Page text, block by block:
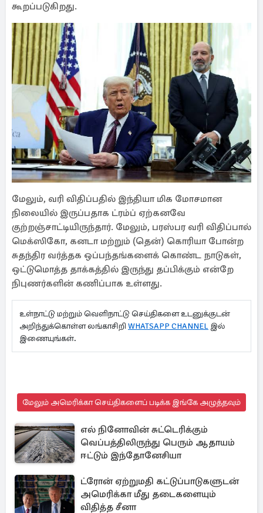
கூறப்படுகிறது.
மேலும், வரி விதிப்பதில் இந்தியா மிக மோசமான
நிலையில் இருப்பதாக ட்ரம்ப் ஏற்கனவே
குற்றஞ்சாட்டியிருந்தார். மேலும், பரஸ்பர வரி விதிப்பால்
மெக்ஸிகோ, கனடா மற்றும் (தென்) கொரியா போன்ற
சுதந்திர வர்த்தக ஒப்பந்தங்களைக் கொண்ட நாடுகள்,
ஒட்டுமொத்த தாக்கத்தில் இருந்து தப்பிக்கும் என்றே
நிபுணர்களின் கணிப்பாக உள்ளது.
உள்நாட்டு மற்றும் வெளிநாட்டு செய்திகளை உடனுக்குடன்
அறிந்துக்கொள்ள லங்காசிறி WHATSAPP CHANNEL இல்
இணையுங்கள்.
மேலும் அமெரிக்கா செய்திகளைப் படிக்க இங்கே அழுத்தவும்
எல் நினோவின் சுட்டெரிக்கும்
வெப்பத்திலிருந்து பெரும் ஆதாயம்
ஈட்டும் இந்தோனேசியா
ட்ரோன் ஏற்றுமதி கட்டுப்பாடுகளுடன்
அமெரிக்கா மீது தடைகளையும்
விதித்த சீனா